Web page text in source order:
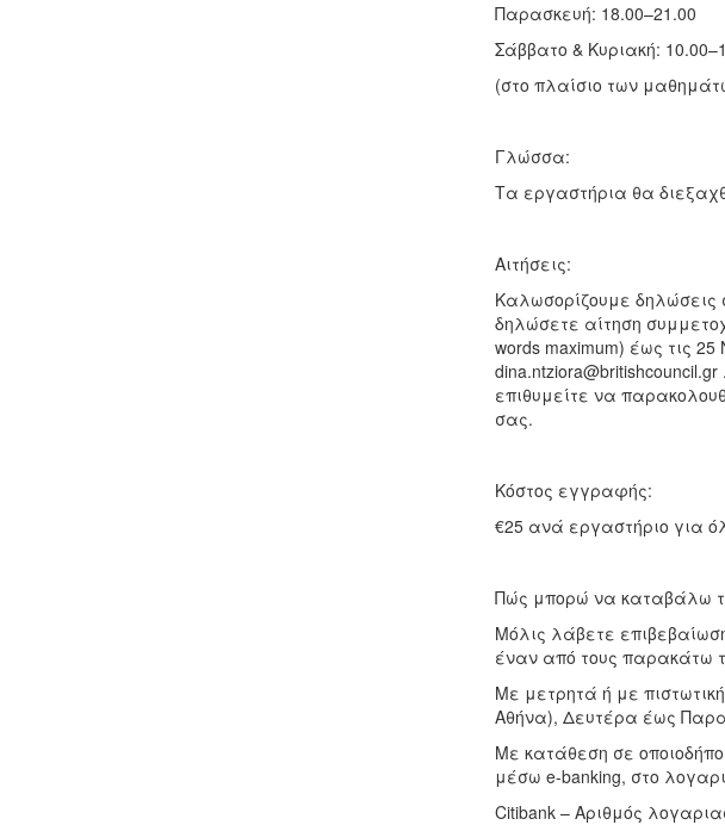
Παρασκευή: 18.00–21.00
Σάββατο & Κυριακή:
(στο πλαίσιο των
Γλώσσα:
Τα εργαστήρια θα
Αιτήσεις:
Καλωσορίζουμε δηλώσεις
δηλώσετε αίτηση
words maximum) έως τις
επιθυμείτε να
σας.
Κόστος εγγραφής:
€25 ανά εργαστήριο για
Πώς μπορώ να καταβάλω
Μόλις λάβετε
έναν από τους παρακάτω
Mε μετρητά ή με
Αθήνα), Δευτέρα έως
Mε κατάθεση σε
μέσω e-banking, στο
Citibank – Αριθμός